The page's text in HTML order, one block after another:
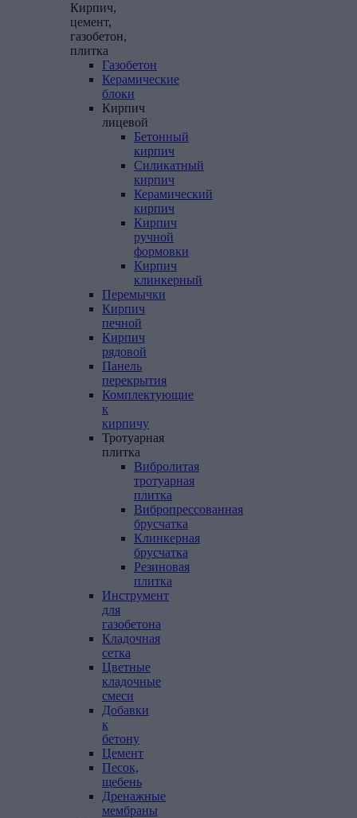
Кирпич,
цемент,
газобетон,
плитка
Газобетон
Керамические
блоки
Кирпич
лицевой
Бетонный
кирпич
Силикатный
кирпич
Керамический
кирпич
Кирпич
ручной
формовки
Кирпич
клинкерный
Перемычки
Кирпич
печной
Кирпич
рядовой
Панель
перекрытия
Комплектующие
к
кирпичу
Тротуарная
плитка
Вибролитая
тротуарная
плитка
Вибропрессованная
брусчатка
Клинкерная
брусчатка
Резиновая
плитка
Инструмент
для
газобетона
Кладочная
сетка
Цветные
кладочные
смеси
Добавки
к
бетону
Цемент
Песок,
щебень
Дренажные
мембраны